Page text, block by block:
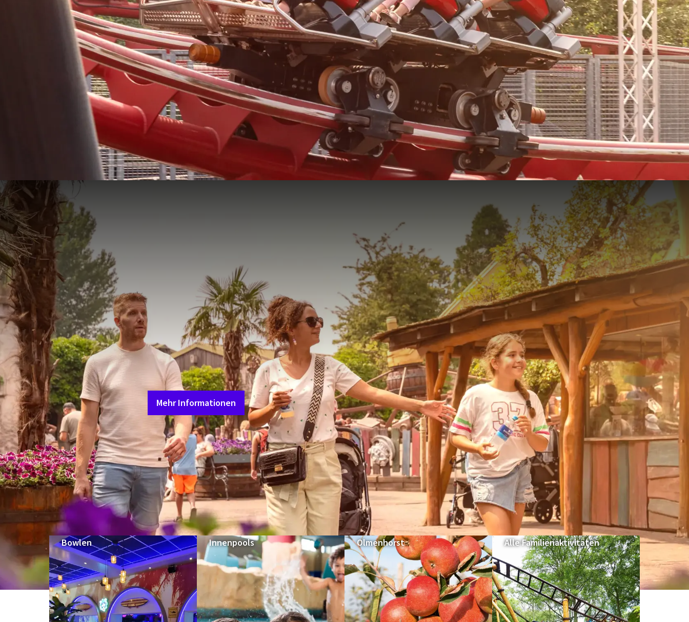
DER BESTE AUSFLUG FÜR DIE GANZE FAMILIE
Wenn Sie nach einem unterhaltsamen Ausflug mit Ihren Kindern suchen, ist der Familienpark Drievliet in Den
Haag wirklich zu empfehlen! Im Park haben Sie die Wahl zwischen nicht weniger als 35 verschiedenen
Attraktionen für alle Altersgruppen, einem großen Spielplatz und es werden verschiedene Shows für alle
Altersgruppen organisiert. Darüber hinaus können Sie bei schönem Wetter auch den interaktiven
Wasserspielplatz genießen. Mit insgesamt 30 Spielgeräten und einem wasserdurchlässigen Boden können sich
die Kinder bestens amüsieren!
Auch der Park ist gut zu Fuß zu erkunden. Die Attraktionen sind relativ nah beieinander zu finden. Möchten Sie
mehr Informationen über diesen Park oder suchen Sie nach Tickets? Klicken Sie dann auf die Schaltfläche unten.
Denn ein Tag im Drievliet, wer möchte das nicht?
Mehr Informationen
Erleben Sie einen Tag voller Abenteuer im Drievliet und genießen Sie danach ein köstlichesAufenthaltIn
unserem Hotel. Übernachten Sie in einem unserer luxuriösen Zimmer und genießen Sie unsereEinrichtungen.
Meer Aktivitäten:
FÜR DIE GANZE FAMILIE
Bowlen Innenpools Olmenhorst Alle Familienaktivitäten